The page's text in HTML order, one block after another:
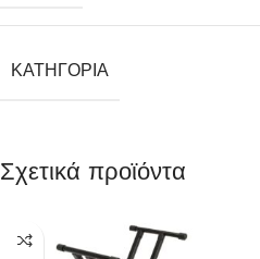
ΚΑΤΗΓΟΡΊΑ
Σχετικά προϊόντα